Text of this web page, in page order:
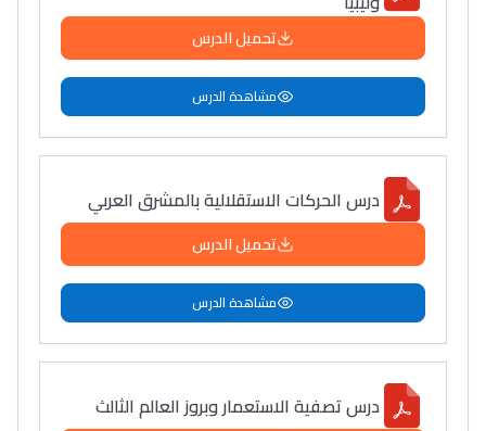
تحميل الدرس
مشاهدة الدرس
درس الحركات الاستقلالية بالمشرق العربي
تحميل الدرس
مشاهدة الدرس
درس تصفية الاستعمار وبروز العالم الثالث